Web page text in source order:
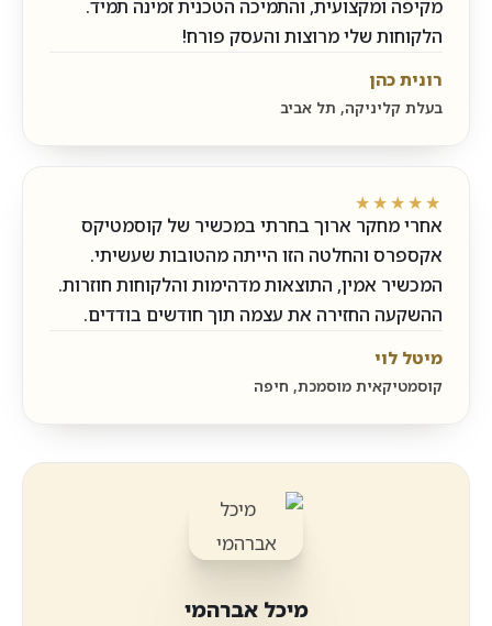
מקיפה ומקצועית, והתמיכה הטכנית זמינה תמיד.
הלקוחות שלי מרוצות והעסק פורח!
רונית כהן
בעלת קליניקה, תל אביב
★★★★★
אחרי מחקר ארוך בחרתי במכשיר של קוסמטיקס
אקספרס והחלטה הזו הייתה מהטובות שעשיתי.
המכשיר אמין, התוצאות מדהימות והלקוחות חוזרות.
ההשקעה החזירה את עצמה תוך חודשים בודדים.
מיטל לוי
קוסמטיקאית מוסמכת, חיפה
מיכל אברהמי